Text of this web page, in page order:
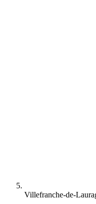
Villefranche-de-